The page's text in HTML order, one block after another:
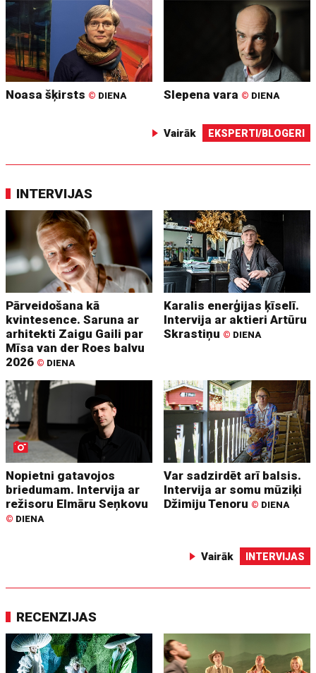
Noasa šķirsts © DIENA Slepena vara © DIENA
Vairāk EKSPERTI/BLOGERI
INTERVIJAS
Pārveidošana kā
kvintesence. Saruna ar
arhitekti Zaigu Gaili par
Mīsa van der Roes balvu
2026 © DIENA
Karalis enerģijas ķīselī.
Intervija ar aktieri Artūru
Skrastiņu © DIENA
Nopietni gatavojos
briedumam. Intervija ar
režisoru Elmāru Seņkovu
© DIENA
Var sadzirdēt arī balsis.
Intervija ar somu mūziķi
Džimiju Tenoru © DIENA
Vairāk INTERVIJAS
RECENZIJAS